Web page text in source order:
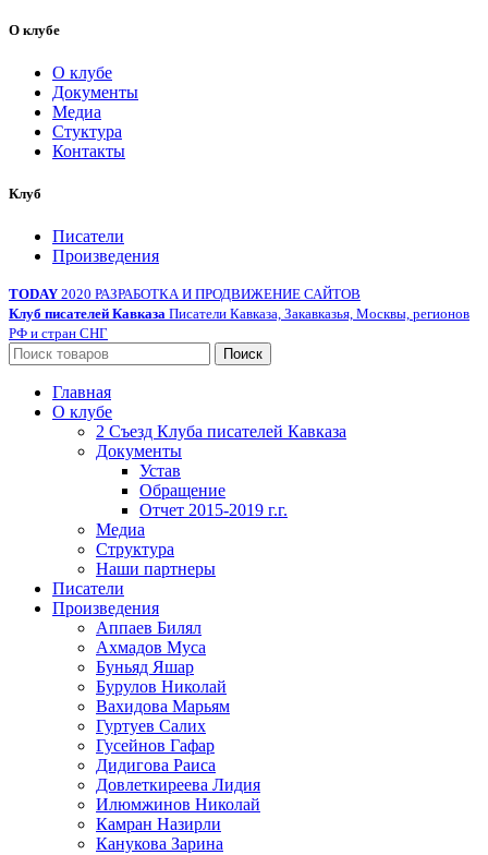
О клубе
О клубе
Документы
Медиа
Стуктура
Контакты
Клуб
Писатели
Произведения
TODAY 2020 РАЗРАБОТКА И ПРОДВИЖЕНИЕ САЙТОВ
Клуб писателей Кавказа Писатели Кавказа, Закавказья, Москвы, регионов
РФ и стран СНГ
Поиск
Главная
О клубе
2 Съезд Клуба писателей Кавказа
Документы
Устав
Обращение
Отчет 2015-2019 г.г.
Медиа
Структура
Наши партнеры
Писатели
Произведения
Аппаев Билял
Ахмадов Муса
Буньяд Яшар
Бурулов Николай
Вахидова Марьям
Гуртуев Салих
Гусейнов Гафар
Дидигова Раиса
Довлеткиреева Лидия
Илюмжинов Николай
Камран Назирли
Канукова Зарина